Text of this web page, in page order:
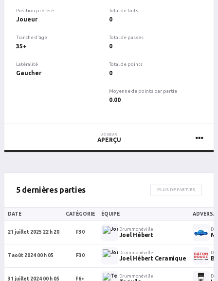
Position préféré
Joueur
Tranche d'âge
35+
Latéralité
Gaucher
Total de buts
0
Total de passes
0
Total de points
0
Moyenne de points par partie
0.00
JOUEUR
APERÇU
5 dernières parties PLUS DE PARTIES
DATE CATÉGORIE ÉQUIPE
21 juillet 2025 22 h 20 F30
Drummondville
Joel Hébert
7 août 2024 00 h 05 F30
Drummondville
Joel Hébert Ceramique
31 juillet 2024 00 h 05 F6+
Drummondville